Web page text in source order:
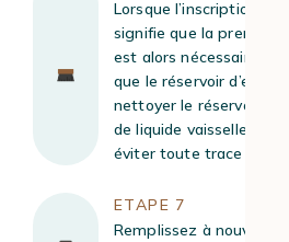
Lorsque l’inscription
signifie que la première
est alors nécessaire de
que le réservoir d’eau.
nettoyer le réservoir à
de liquide vaisselle.
éviter toute trace de
ETAPE 7
Remplissez à nouveau